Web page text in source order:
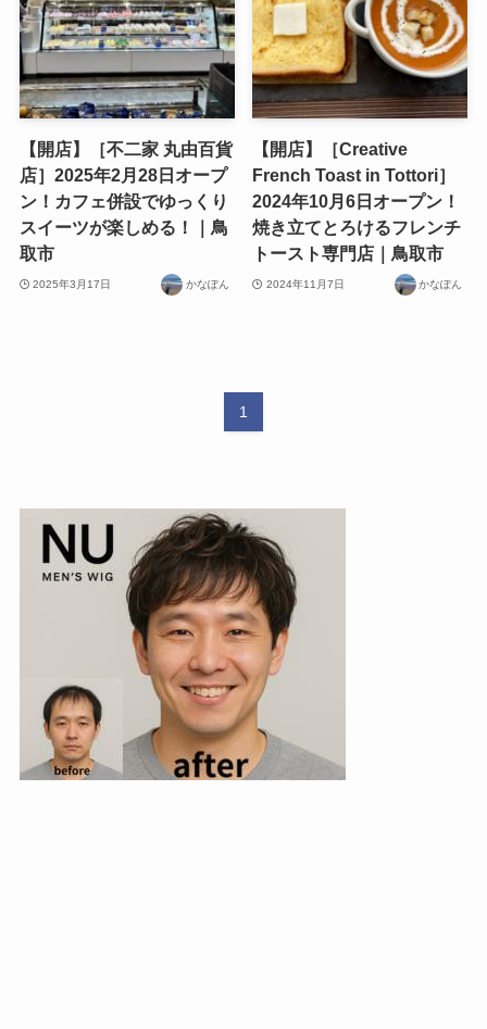
【開店】［不二家 丸由百貨
店］2025年2月28日オープ
ン！カフェ併設でゆっくり
スイーツが楽しめる！｜鳥
取市
2025年3月17日 かなぽん
【開店】［Creative
French Toast in Tottori］
2024年10月6日オープン！
焼き立てとろけるフレンチ
トースト専門店｜鳥取市
2024年11月7日 かなぽん
1